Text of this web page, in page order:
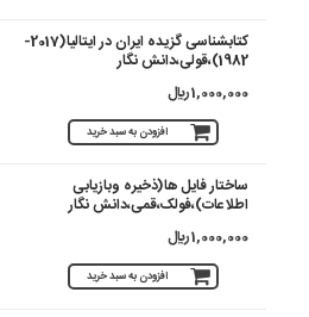
کتابشناسی گزیده ایران در ایتالیا(2017-
1982)،قولی،دانش نگار
1,000,000 ريال
افزودن به سبد خرید
ساختار فایل ها(ذخیره وبازیابی
اطلاعات)،فولک،قمی،دانش نگار
1,000,000 ريال
افزودن به سبد خرید